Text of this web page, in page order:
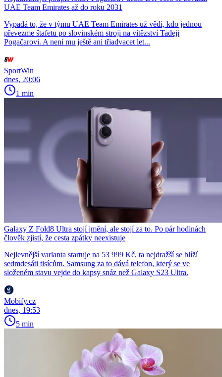
UAE Team Emirates až do roku 2031
Vypadá to, že v týmu UAE Team Emirates už vědí, kdo jednou
převezme štafetu po slovinském stroji na vítězství Tadeji
Pogačarovi. A není mu ještě ani třiadvacet let...
SportWin
dnes, 20:06
1 min
Galaxy Z Fold8 Ultra stojí jmění, ale stojí za to. Po pár hodinách
člověk zjistí, že cesta zpátky neexistuje
Nejlevnější varianta startuje na 53 999 Kč, ta nejdražší se blíží
sedmdesáti tisícům. Samsung za to dává telefon, který se ve
složeném stavu vejde do kapsy snáz než Galaxy S23 Ultra.
Mobify.cz
dnes, 19:53
5 min